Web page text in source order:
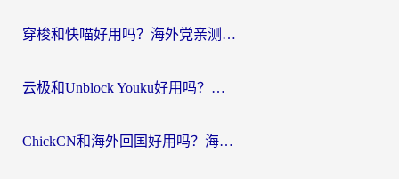
穿梭和快喵好用吗？海外党亲测：小众加速器对比+番茄加速器深度体验
云极和Unblock Youku好用吗？海外党亲测+2026回国加速器避坑指南
ChickCN和海外回国好用吗？海外党2026亲测：从手游到影音，选对加速器的3个关键